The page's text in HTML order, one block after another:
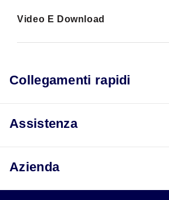
Video E Download
Collegamenti rapidi
Assistenza
Azienda